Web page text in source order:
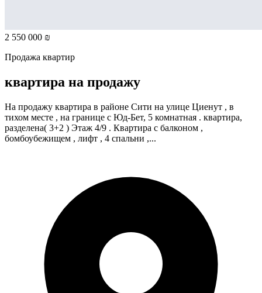
2 550 000 ₪
Продажа квартир
квартира на продажу
На продажу квартира в районе Сити на улице Циенут , в
тихом месте , на границе с Юд-Бет, 5 комнатная . квартира,
разделена( 3+2 ) Этаж 4/9 . Квартира с балконом ,
бомбоубежищем , лифт , 4 спальни ,...